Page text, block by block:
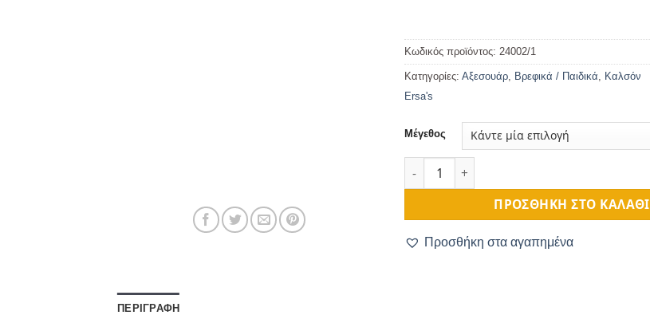
Κωδικός προϊόντος: 24002/1
Κατηγορίες: Αξεσουάρ, Βρεφικά / Παιδικά, Καλσόν
Ersa's
Μέγεθος
ΠΡΟΣΘΉΚΗ ΣΤΟ ΚΑΛΆΘΙ
Προσθήκη στα αγαπημένα
ΠΕΡΙΓΡΑΦΉ